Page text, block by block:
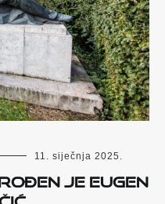
11. siječnja 2025.
je Eugen